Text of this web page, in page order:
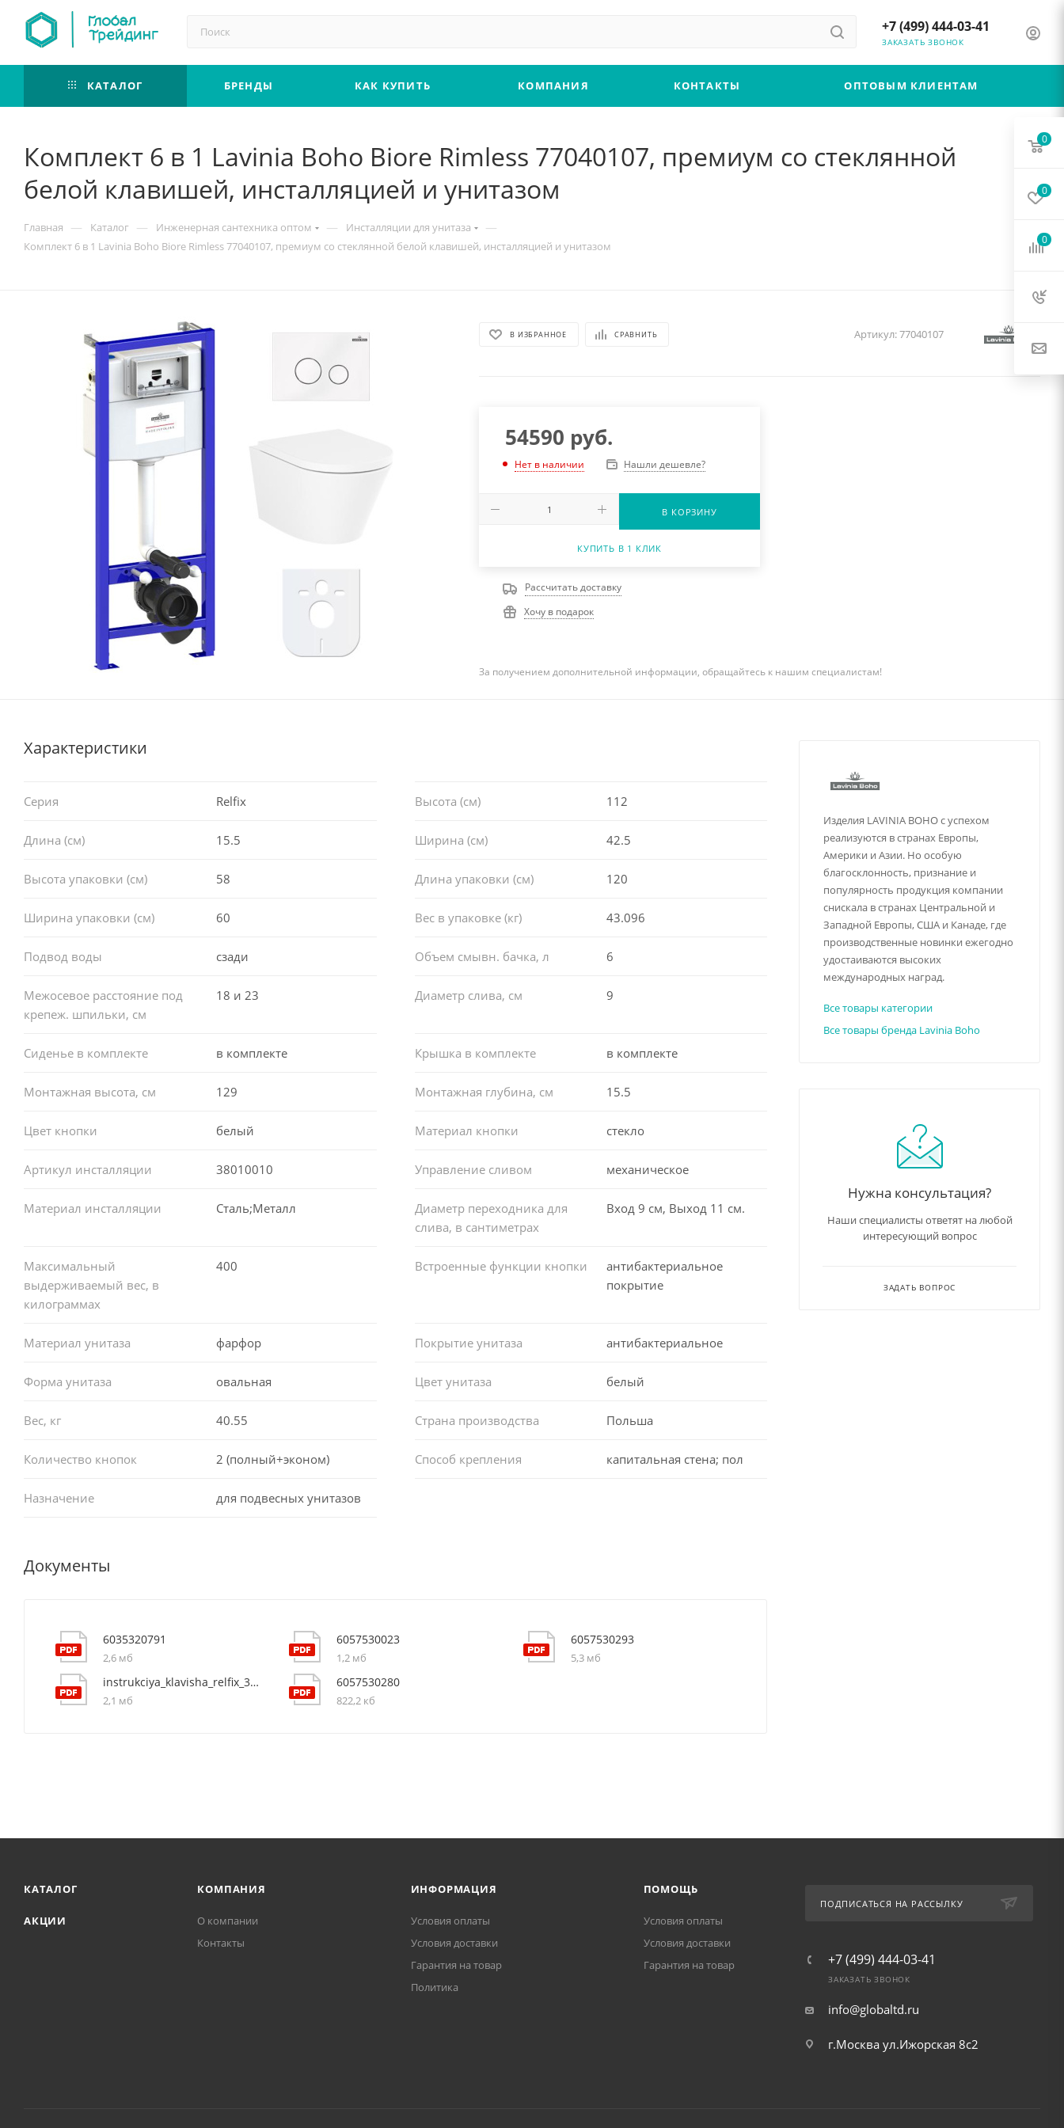
+7 (499) 444-03-41
ЗАКАЗАТЬ ЗВОНОК
КАТАЛОГ БРЕНДЫ КАК КУПИТЬ КОМПАНИЯ КОНТАКТЫ ОПТОВЫМ КЛИЕНТАМ
Комплект 6 в 1 Lavinia Boho Biore Rimless 77040107, премиум со стеклянной
белой клавишей, инсталляцией и унитазом
Главная — Каталог — Инженерная сантехника оптом — Инсталляции для унитаза —
Комплект 6 в 1 Lavinia Boho Biore Rimless 77040107, премиум со стеклянной белой клавишей, инсталляцией и унитазом
В ИЗБРАННОЕ СРАВНИТЬ Артикул:77040107
54590 руб.
Нет в наличии Нашли дешевле?
В КОРЗИНУ
КУПИТЬ В 1 КЛИК
Рассчитать доставку
Хочу в подарок
За получением дополнительной информации, обращайтесь к нашим специалистам!
Характеристики
Серия Relfix Высота (см) 112
Длина (см) 15.5 Ширина (см) 42.5
Высота упаковки (см) 58 Длина упаковки (см) 120
Ширина упаковки (см) 60 Вес в упаковке (кг) 43.096
Подвод воды сзади Объем смывн. бачка, л 6
Межосевое расстояние под
крепеж. шпильки, см
18 и 23 Диаметр слива, см 9
Сиденье в комплекте в комплекте Крышка в комплекте в комплекте
Монтажная высота, см 129 Монтажная глубина, см 15.5
Цвет кнопки белый Материал кнопки стекло
Артикул инсталляции 38010010 Управление сливом механическое
Материал инсталляции Сталь;Металл
Диаметр переходника для
слива, в сантиметрах
Вход 9 см, Выход 11 см.
Максимальный
выдерживаемый вес, в
килограммах
400 Встроенные функции кнопки
антибактериальное
покрытие
Материал унитаза фарфор Покрытие унитаза антибактериальное
Форма унитаза овальная Цвет унитаза белый
Вес, кг 40.55 Страна производства Польша
Количество кнопок 2 (полный+эконом) Способ крепления капитальная стена; пол
Назначение для подвесных унитазов
Документы
6035320791
2,6 мб
6057530023
1,2 мб
6057530293
5,3 мб
instrukciya_klavisha_relfix_3805003w
2,1 мб
6057530280
822,2 кб
Изделия LAVINIA BOHO с успехом
реализуются в странах Европы,
Америки и Азии. Но особую
благосклонность, признание и
популярность продукция компании
снискала в странах Центральной и
Западной Европы, США и Канаде, где
производственные новинки ежегодно
удостаиваются высоких
международных наград.
Все товары категории
Все товары бренда Lavinia Boho
Нужна консультация?
Наши специалисты ответят на любой
интересующий вопрос
ЗАДАТЬ ВОПРОС
КАТАЛОГ
АКЦИИ
КОМПАНИЯ
О компании
Контакты
ИНФОРМАЦИЯ
Условия оплаты
Условия доставки
Гарантия на товар
Политика
ПОМОЩЬ
Условия оплаты
Условия доставки
Гарантия на товар
ПОДПИСАТЬСЯ НА РАССЫЛКУ
+7 (499) 444-03-41
ЗАКАЗАТЬ ЗВОНОК
info@globaltd.ru
г.Москва ул.Ижорская 8с2
0
0
0